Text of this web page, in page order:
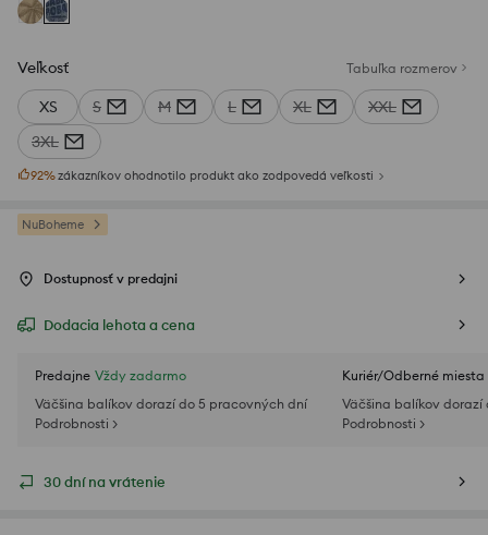
Veľkosť Tabuľka rozmerov
XS S M L XL
XXL
3XL
92%zákazníkov ohodnotilo produkt ako zodpovedá veľkosti
NuBoheme
Dostupnosť v predajni
Dodacia lehota a cena
Predajne Vždy zadarmo
Väčšina balíkov dorazí do 5 pracovných dní
Podrobnosti >
Kuriér/Odberné miesta
Väčšina balíkov
Podrobnosti >
30 dní na vrátenie